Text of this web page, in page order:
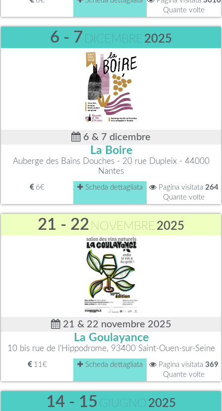
Quante volte
6 - 7 DICEMBRE 2025
6 & 7 dicembre
La Boire
Auberge des Bains Douches - 20 rue Dupleix - 44000
Nantes
6€ Scheda dettagliata Pagina visitata 264
Quante volte
21 - 22 NOVEMBRE 2025
21 & 22 novembre 2025
La Goulayance
10 bis rue de l'Hippodrome, 93400 Saint-Ouen-sur-Seine
11€ Scheda dettagliata Pagina visitata 369
Quante volte
14 - 15 GIUGNO 2025